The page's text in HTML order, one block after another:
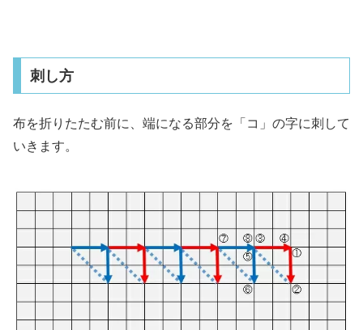
刺し方
布を折りたたむ前に、端になる部分を「コ」の字に刺して
いきます。